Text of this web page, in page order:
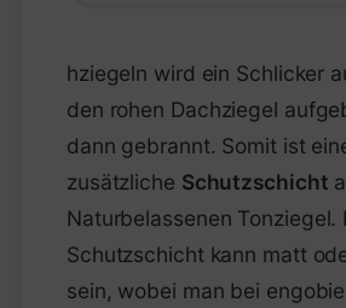
hziegeln wird ein Schlicker
den rohen Dachziegel
dann gebrannt. Somit ist
zusätzliche Schutzschicht
Naturbelassenen Tonziegel.
Schutzschicht kann matt
sein, wobei man bei